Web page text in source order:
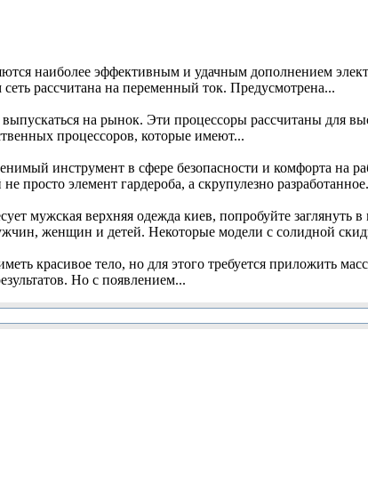
наиболее эффективным и удачным дополнением
сеть рассчитана на переменный ток. Предусмотрена...
на рынок. Эти процессоры рассчитаны для
процессоров, которые имеют...
инструмент в сфере безопасности и комфорта на
просто элемент гардероба, а скрупулезно
мужская верхняя одежда киев, попробуйте заглянуть
женщин и детей. Некоторые модели с солидной
красивое тело, но для этого требуется приложить
Но с появлением...